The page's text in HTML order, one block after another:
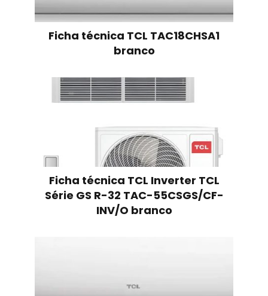
Ficha técnica TCL TAC18CHSA1
branco
Ficha técnica TCL Inverter TCL
Série GS R-32 TAC-55CSGS/CF-
INV/O branco